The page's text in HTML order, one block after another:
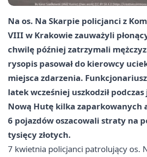
Na os. Na Skarpie policjanci z
VIII w Krakowie zauważyli
chwilę później zatrzymali
rysopis pasował do kierowcy
miejsca zdarzenia.
latek wcześniej uszkodził
Nową Hutę kilka zaparkowanych
6 pojazdów oszacowali straty na
tysięcy złotych.
7 kwietnia policjanci patrolujący os.